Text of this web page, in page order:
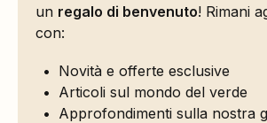
un regalo di benvenuto! Rimani
con:
Novità e offerte esclusive
Articoli sul mondo del verde
Approfondimenti sulla nostra